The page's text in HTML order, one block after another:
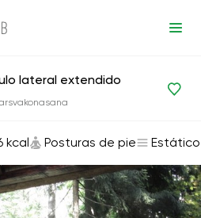
Posturas de pie
lateral extendido
kcal Posturas de pie Estático